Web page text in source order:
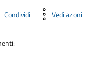
Condividi Vedi azioni